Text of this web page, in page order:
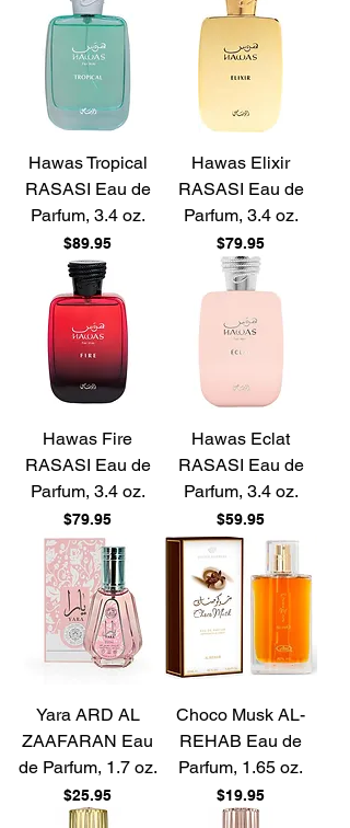
Hawas Tropical
RASASI Eau de
Parfum, 3.4 oz.
Price
$89.95
Hawas Elixir
RASASI Eau de
Parfum, 3.4 oz.
Price
$79.95
Hawas Fire
RASASI Eau de
Parfum, 3.4 oz.
Price
$79.95
Hawas Eclat
RASASI Eau de
Parfum, 3.4 oz.
Price
$59.95
Yara ARD AL
ZAAFARAN Eau
de Parfum, 1.7 oz.
Price
$25.95
Choco Musk AL-
REHAB Eau de
Parfum, 1.65 oz.
Price
$19.95